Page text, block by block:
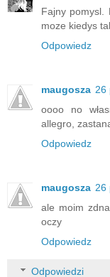
Fajny pomysl.
moze kiedys
Odpowiedz
maugosza 26
oooo no
allegro,
Odpowiedz
maugosza 26
ale moim
oczy
Odpowiedz
Odpowiedzi